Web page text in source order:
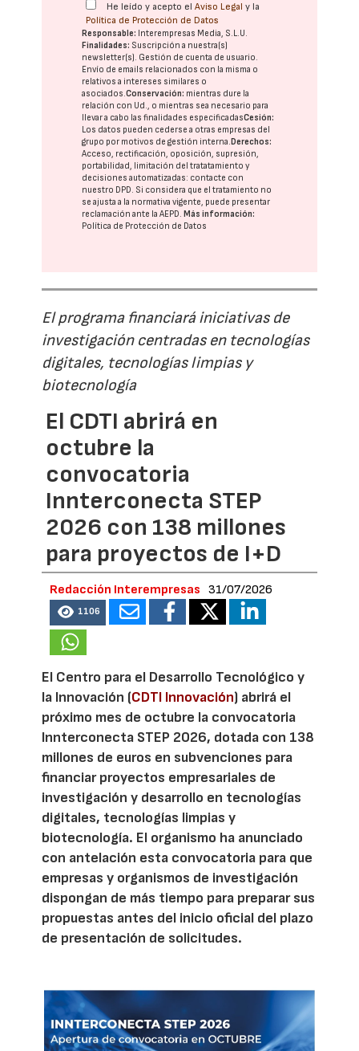
He leído y acepto elAviso Legal y la
Política de Protección de Datos
Responsable: Interempresas Media, S.L.U.
Finalidades: Suscripción a nuestra(s)
newsletter(s). Gestión de cuenta de usuario.
Envío de emails relacionados con la misma o
relativos a intereses similares o
asociados.Conservación: mientras dure la
relación con Ud., o mientras sea necesario para
llevar a cabo las finalidades especificadasCesión:
Los datos pueden cederse a otras empresas del
grupo por motivos de gestión interna. Derechos:
Acceso, rectificación, oposición, supresión,
portabilidad, limitación del tratatamiento y
decisiones automatizadas: contacte con
nuestro DPD. Si considera que el tratamiento no
se ajusta a la normativa vigente, puede presentar
reclamación ante laAEPD. Más información:
Política de Protección de Datos
El programa financiará iniciativas de
investigación centradas en tecnologías
digitales, tecnologías limpias y
biotecnología
El CDTI abrirá en
octubre la
convocatoria
Innterconecta STEP
2026 con 138 millones
para proyectos de I+D
Redacción Interempresas 31/07/2026
1106
El Centro para el Desarrollo Tecnológico y
la Innovación (CDTI Innovación) abrirá el
próximo mes de octubre la convocatoria
Innterconecta STEP 2026, dotada con 138
millones de euros en subvenciones para
financiar proyectos empresariales de
investigación y desarrollo en tecnologías
digitales, tecnologías limpias y
biotecnología. El organismo ha anunciado
con antelación esta convocatoria para que
empresas y organismos de investigación
dispongan de más tiempo para preparar sus
propuestas antes del inicio oficial del plazo
de presentación de solicitudes.